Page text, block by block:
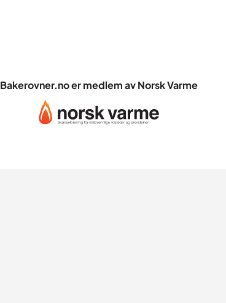
Bakerovner.no er medlem av Norsk Varme